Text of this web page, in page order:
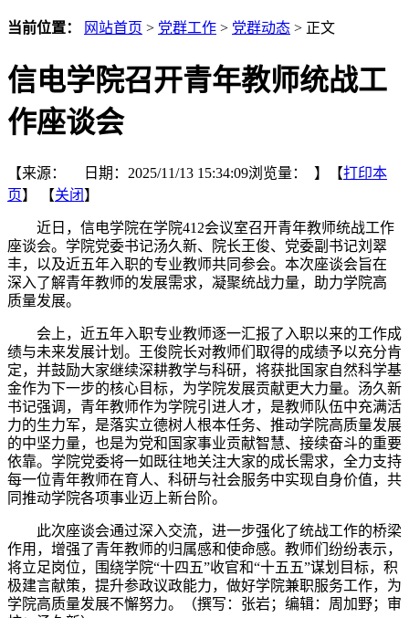
当前位置： 网站首页 > 党群工作 > 党群动态 > 正文
信电学院召开青年教师统战工
作座谈会
【来源： 日期：2025/11/13 15:34:09浏览量： 】【打印本
页】 【关闭 】
近日 ，信电学院在学院412会议室召开青年教师统战工作
座谈会。学院党委书记汤久新、院长王俊、党委副书记刘翠
丰，以及近五年入职的专业教师共同参会。本次座谈会旨在
深入了解青年教师的发展需求，凝聚统战力量，助力学院高
质量发展。
会上，近五年入职专业教师逐一汇报了入职以来的工作成
绩与未来发展计划。
王俊院长对教师们取得的成绩予以充分肯
定，并鼓励大家继续深耕教学与科研，将获批国家自然科学基
金作为下一步的核心目标，为学院发展贡献更大力量。汤久新
书记强调，青年教师作为学院引进人才，是教师队伍中充满活
力的生力军，是落实立德树人根本任务、推动学院高质量发展
的中坚力量，也是为党和国家事业贡献智慧、接续奋斗的重要
依靠。学院党委将一如既往地关注大家的成长需求，全力支持
每一位青年教师在育人、科研与社会服务中实现自身价值，共
同推动学院各项事业迈上新台阶。
此次座谈会通过深入交流，进一步强化了统战工作的桥梁
作用，增强了青年教师的归属感和使命感。教师们纷纷表示，
将立足岗位，围绕学院“十四五”收官和“十五五”谋划目标，积
极建言献策，提升参政议政能力，做好学院兼职服务工作，为
学院高质量发展不懈努力。
（撰写：张岩；编辑：周加野；审